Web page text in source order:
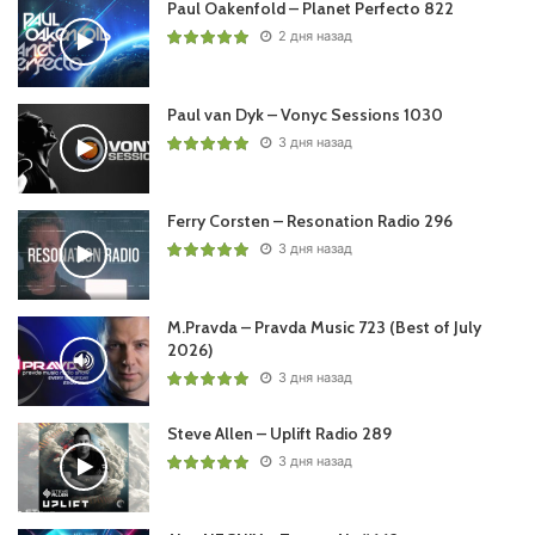
Пользовательская оценка:Будь первым !
Paul Oakenfold – Planet Perfecto 822
2 дня назад
Paul van Dyk – Vonyc Sessions 1030
3 дня назад
Ferry Corsten – Resonation Radio 296
3 дня назад
M.Pravda – Pravda Music 723 (Best of July
2026)
3 дня назад
Steve Allen – Uplift Radio 289
3 дня назад